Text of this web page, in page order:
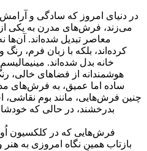
در دنیای امروز که سادگی و
می‌زند، فرش‌های مدرن به یکی
معاصر تبدیل شده‌اند. آن‌ها
کرده‌اند، بلکه با زبان فرم،
خانه بدل شده‌اند.
هوشمندانه از فضاهای خالی،
ساده اما عمیق، به فرش‌های
چنین فرش‌هایی، مانند بوم نقاشی،
بدرخشند، در حالی که
فرش‌هایی که در کلکسیون
بازتاب همین نگاه امروزی به